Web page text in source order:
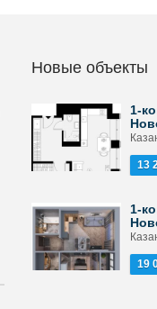
Новые объекты
1-
13
1-
19